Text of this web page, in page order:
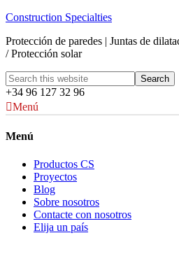
Construction Specialties
Protección de paredes | Juntas de
/ Protección solar
+34 96 127 32 96
Menú
Menú
Productos CS
Proyectos
Blog
Sobre nosotros
Contacte con nosotros
Elija un país